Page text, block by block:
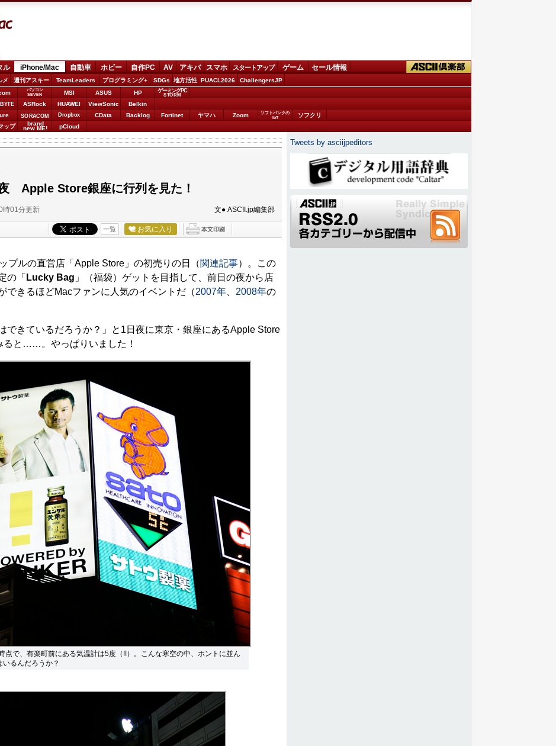
ル iPhone/Mac 自動車 ホビー 自作PC AV アキバ スマホ スタートアップ ゲーム セール情報
メ 週刊アスキー TeamLeaders プログラミング+ SDGs 地方活性 PUACL2026 ChallengersJP
パソコン
SEVEN
MSI ASUS HP ゲーミングPC
STORM
ASRock HUAWEI ViewSonic Belkin
SORACOM Dropbox CData Backlog Fortinet ヤマハ Zoom
ソフトバンクの
IoT
ソフクリ
ップ brand
new ME! pCloud
夜 Apple Store銀座に行列を見た！
時01分更新 文● ASCII.jp編集部
一覧 お気に入り
プルの直営店「Apple Store」の初売りの日（関連記事）。この
の「 Lucky Bag 」（福袋）ゲットを目指して、前日の夜から店
できるほどMacファンに人気のイベントだ（2007年 2008年の
できているだろうか？」と1日夜に東京・銀座にあるApple Store
ると……。やっぱりいました！
点で、有楽町前にある気温計は5度（!!）。こんな寒空の中、ホントに並ん
いるんだろうか？
Tweets by asciijpeditors